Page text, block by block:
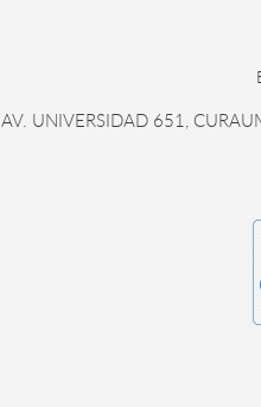
AV. UNIVERSIDAD 651,